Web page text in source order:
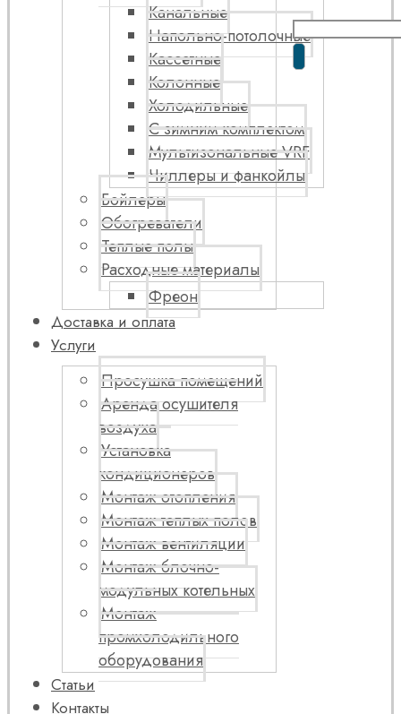
Канальные
Напольно-потолочные
Кассетные
Колонные
Холодильные
С зимним комплектом
Мультизональные VRF
Чиллеры и фанкойлы
Бойлеры
Обогреватели
Теплые полы
Расходные материалы
Фреон
Доставка и оплата
Услуги
Просушка помещений
Аренда осушителя
воздуха
Установка
кондиционеров
Монтаж отопления
Монтаж теплых полов
Монтаж вентиляции
Монтаж блочно-
модульных котельных
Монтаж
промхолодильного
оборудования
Статьи
Контакты